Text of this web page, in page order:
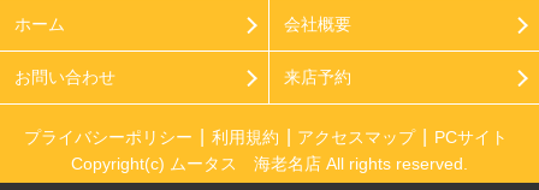
ホーム 会社概要
お問い合わせ 来店予約
プライバシーポリシー 利用規約 アクセスマップ
PCサイト
Copyright(c) ムータス 海老名店 All rights reserved.